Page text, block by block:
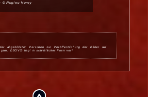
© Regine Henry
abgebildeten Personen zur Veröffentlichung der Bilder auf
gem. DSGVO liegt in schriftlicher Form vor!